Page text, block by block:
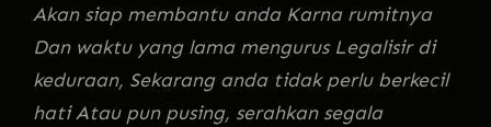
Akan siap membantu anda Karna rumitnya
Dan waktu yang lama mengurus Legalisir di
keduraan, Sekarang anda tidak perlu berkecil
hati Atau pun pusing, serahkan segala